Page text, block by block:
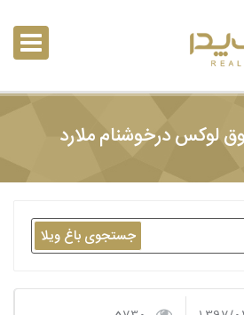
جستجوی باغ ویلا